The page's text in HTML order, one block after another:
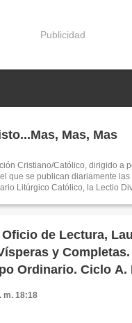
Publicidad
Mas, Mas
Cristiano/Católico, dirigido a
que se publican diariamente
Litúrgico Católico, la Lectio
y moral.
de Lectura,
y
Ordinario. Ciclo A.
m. 18:18